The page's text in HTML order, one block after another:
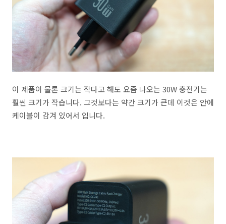
이 제품이 물론 크기는 작다고 해도 요즘 나오는 30W 충전기는
훨씬 크기가 작습니다. 그것보다는 약간 크기가 큰데 이것은 안에
케이블이 감겨 있어서 입니다.